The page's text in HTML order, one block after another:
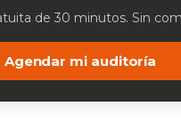
de 30 minutos. Sin
Agendar mi auditoría